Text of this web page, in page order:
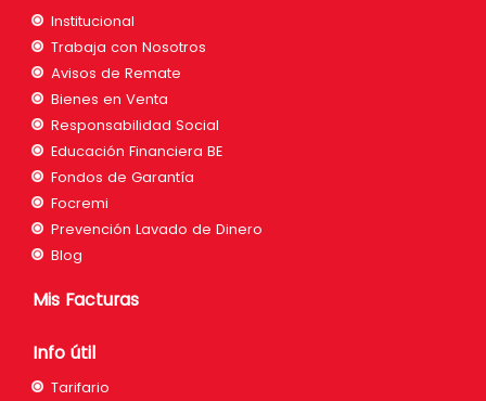
Institucional
Trabaja con Nosotros
Avisos de Remate
Bienes en Venta
Responsabilidad Social
Educación Financiera BE
Fondos de Garantía
Focremi
Prevención Lavado de Dinero
Blog
Mis Facturas
Info útil
Tarifario